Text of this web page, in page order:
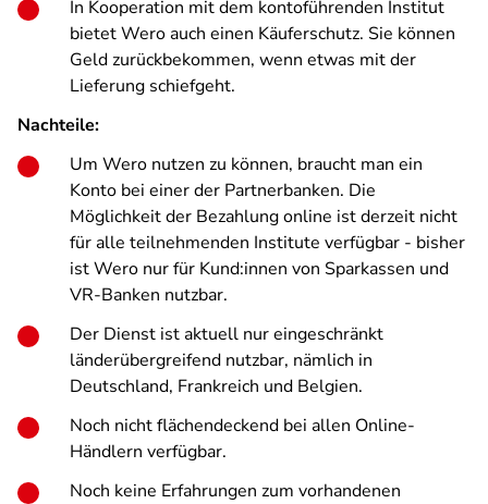
In Kooperation mit dem kontoführenden Institut
bietet Wero auch einen Käuferschutz. Sie können
Geld zurückbekommen, wenn etwas mit der
Lieferung schiefgeht.
Nachteile:
Um Wero nutzen zu können, braucht man ein
Konto bei einer der Partnerbanken. Die
Möglichkeit der Bezahlung online ist derzeit nicht
für alle teilnehmenden Institute verfügbar - bisher
ist Wero nur für Kund:innen von Sparkassen und
VR-Banken nutzbar.
Der Dienst ist aktuell nur eingeschränkt
länderübergreifend nutzbar, nämlich in
Deutschland, Frankreich und Belgien.
Noch nicht flächendeckend bei allen Online-
Händlern verfügbar.
Noch keine Erfahrungen zum vorhandenen